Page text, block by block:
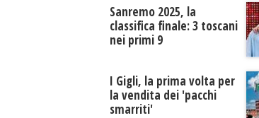
Sanremo 2025, la
classifica finale: 3 toscani
nei primi 9
I Gigli, la prima volta per
la vendita dei 'pacchi
smarriti'